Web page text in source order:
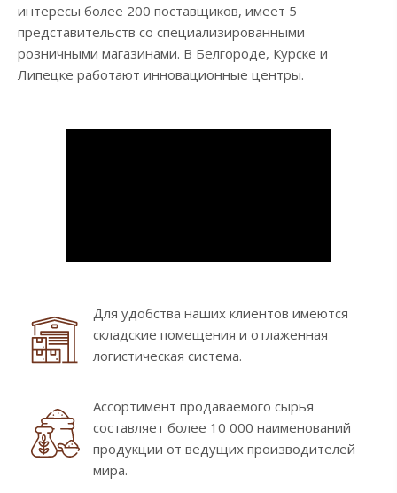
интересы более 200 поставщиков, имеет 5
представительств со специализированными
розничными магазинами. В Белгороде, Курске и
Липецке работают инновационные центры.
Для удобства наших клиентов имеются
складские помещения и отлаженная
логистическая система.
Ассортимент продаваемого сырья
составляет более 10 000 наименований
продукции от ведущих производителей
мира.